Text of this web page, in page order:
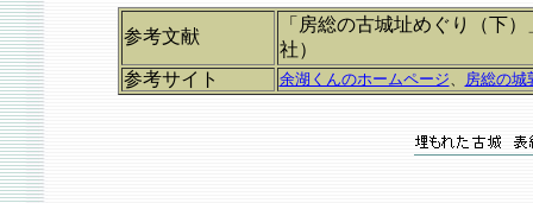
参考文献
「房総の古城址めぐり（下
社）
参考サイト
余湖くんのホームページ、 房総の城